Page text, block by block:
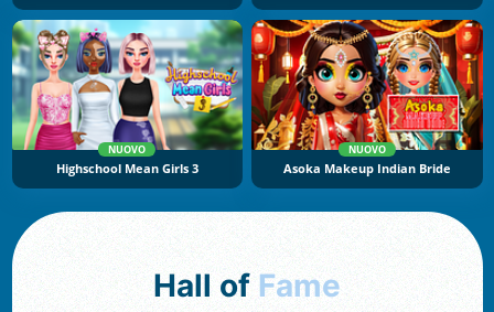
NUOVO
Highschool Mean Girls 3
NUOVO
Asoka Makeup Indian Bride
Hall of Fame